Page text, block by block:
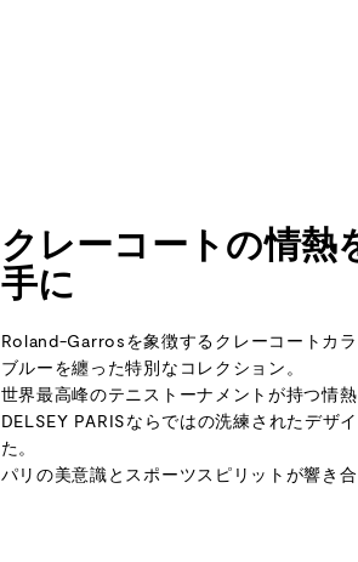
クレーコートの情熱
手に
Roland-Garrosを象徴するクレーコートカ
ブルーを纏った特別なコレクション。
世界最高峰のテニストーナメントが持つ情熱
DELSEY PARISならではの洗練されたデザ
た。
パリの美意識とスポーツスピリットが響き合